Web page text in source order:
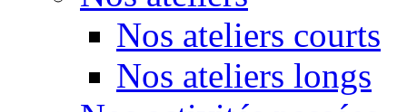
Nos ateliers courts
Nos ateliers longs